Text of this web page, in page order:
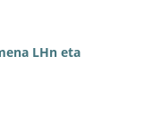
LHn eta